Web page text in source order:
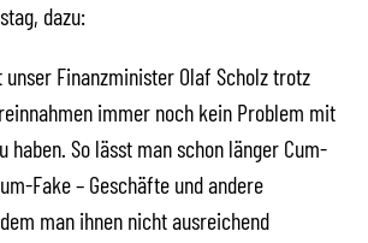
dazu:
unser Finanzminister Olaf Scholz trotz
immer noch kein Problem mit
haben. So lässt man schon länger Cum-
Fake – Geschäfte und andere
man ihnen nicht ausreichend